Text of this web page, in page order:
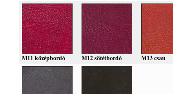
M11 középbordó M12 sötétbordó M13 csau